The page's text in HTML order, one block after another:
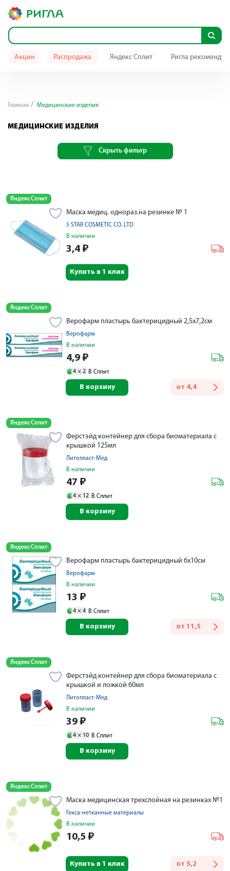
Акции Распродажа Яндекс Сплит Ригла
Главная Медицинские изделия
МЕДИЦИНСКИЕ ИЗДЕЛИЯ
Скрыть фильтр
Яндекс Сплит
Маска медиц. однораз.на резинке № 1
5 STAR COSMETIC CO. LTD
В наличии
3,4 ₽
Купить в 1 клик
Яндекс Сплит
Верофарм пластырь бактерицидный 2,5х7,2см
Верофарм
В наличии
4,9 ₽
4 × 2 В Сплит
от 4,4
В корзину
Яндекс Сплит
Ферстэйд контейнер для сбора биоматериала с
крышкой 125мл
Литопласт-Мед
В наличии
47 ₽
4 × 12 В Сплит
В корзину
Яндекс Сплит
Верофарм пластырь бактерицидный 6х10см
Верофарм
В наличии
13 ₽
4 × 4 В Сплит
от 11,5
В корзину
Яндекс Сплит
Ферстэйд контейнер для сбора биоматериала с
крышкой и ложкой 60мл
Литопласт-Мед
В наличии
39 ₽
4 × 10 В Сплит
В корзину
Яндекс Сплит
Маска медицинская трехслойная на резинках №1
Гекса-нетканные материалы
В наличии
10,5 ₽
от 5,2
Купить в 1 клик